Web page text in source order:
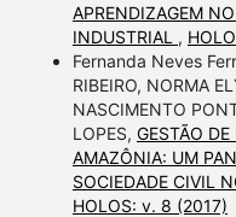
APRENDIZAGEM
INDUSTRIAL ,
Fernanda Neves
RIBEIRO, NORMA
NASCIMENTO
LOPES, GESTÃO
AMAZÔNIA: UM
SOCIEDADE CIVIL
HOLOS: v. 8 (2017)